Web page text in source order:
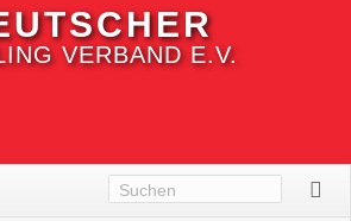
VERBAND E.V.